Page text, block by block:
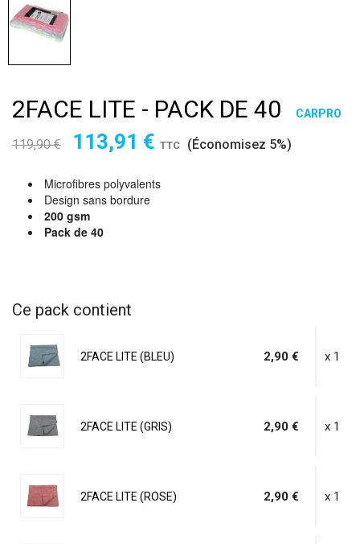
2FACE LITE - PACK DE 40 CARPRO
119,90 € 113,91 € TTC (Économisez 5%)
Microfibres polyvalents
Design sans bordure
200 gsm
Pack de 40
Ce pack contient
2FACE LITE (BLEU) 2,90 € x 1
2FACE LITE (GRIS) 2,90 € x 1
2FACE LITE (ROSE) 2,90 € x 1